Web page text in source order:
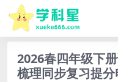
2026春四年级下
梳理同步复习提